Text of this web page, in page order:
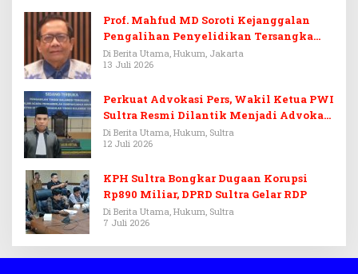
Prof. Mahfud MD Soroti Kejanggalan
Pengalihan Penyelidikan Tersangka
Febrie Adriansyah
Di Berita Utama, Hukum, Jakarta
13 Juli 2026
Perkuat Advokasi Pers, Wakil Ketua PWI
Sultra Resmi Dilantik Menjadi Advokat
PERADI
Di Berita Utama, Hukum, Sultra
12 Juli 2026
KPH Sultra Bongkar Dugaan Korupsi
Rp890 Miliar, DPRD Sultra Gelar RDP
Di Berita Utama, Hukum, Sultra
7 Juli 2026